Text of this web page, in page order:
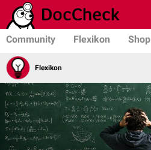
Community Flexikon Shop
Flexikon